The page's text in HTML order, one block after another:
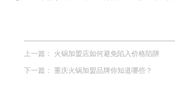
上一篇： 火锅加盟店如何避免陷入价格陷阱
下一篇： 重庆火锅加盟品牌你知道哪些？